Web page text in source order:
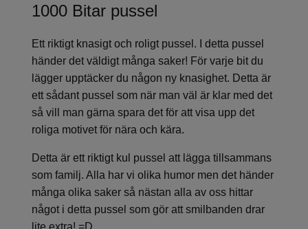
1000 Bitar pussel
Ett riktigt knasigt och roligt pussel. I detta pussel
händer det väldigt många saker! För varje bit du
lägger upptäcker du någon ny knasighet. Detta är
ett sådant pussel som när man väl är klar med det
så vill man gärna spara det för att visa upp det
roliga motivet för nära och kära.
Detta är ett riktigt kul pussel att lägga tillsammans
som familj. Alla har vi olika humor men det händer
många olika saker så nästan alla av oss hittar
något i detta pussel som gör att smilbanden drar
lite extra! =D